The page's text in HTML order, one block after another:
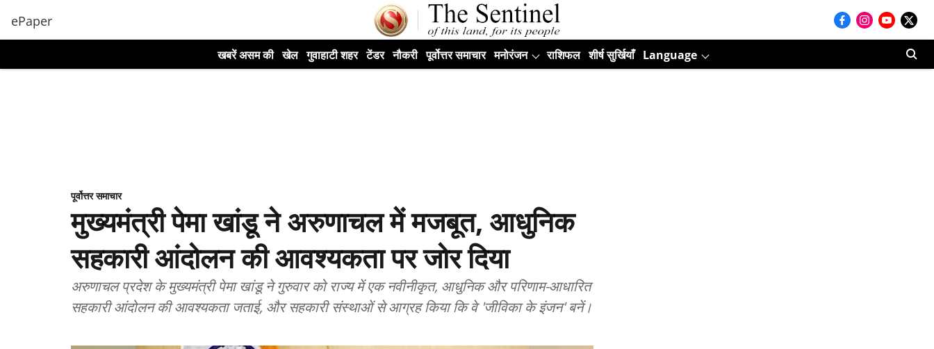
ePaper
खबरें असम की खेल गुवाहाटी शहर टेंडर नौकरी पूर्वोत्तर समाचार मनोरंजन राशिफल शीर्ष सुर्खियाँ Language
पूर्वोत्तर समाचार
मुख्यमंत्री पेमा खांडू ने अरुणाचल में मजबूत, आधुनिक
सहकारी आंदोलन की आवश्यकता पर जोर दिया
अरुणाचल प्रदेश के मुख्यमंत्री पेमा खांडू ने गुरुवार को राज्य में एक नवीनीकृत, आधुनिक और परिणाम-आधारित
सहकारी आंदोलन की आवश्यकता जताई, और सहकारी संस्थाओं से आग्रह किया कि वे 'जीविका के इंजन' बनें।